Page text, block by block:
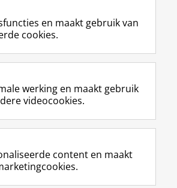
RUG
F
a
e
b
o
p
a
L
i
k
e
I
-
p
R
S
-
f
e
R
I
n
t
r
m
Y
o
T
e
k
en maakt gebruik van
cookies.
werking en maakt gebruik
videocookies.
content en maakt